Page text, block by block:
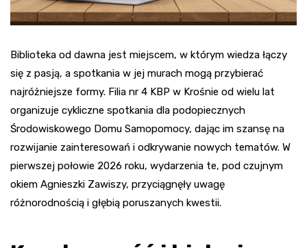
Biblioteka od dawna jest miejscem, w którym wiedza łączy
się z pasją, a spotkania w jej murach mogą przybierać
najróżniejsze formy. Filia nr 4 KBP w Krośnie od wielu lat
organizuje cykliczne spotkania dla podopiecznych
Środowiskowego Domu Samopomocy, dając im szansę na
rozwijanie zainteresowań i odkrywanie nowych tematów. W
pierwszej połowie 2026 roku, wydarzenia te, pod czujnym
okiem Agnieszki Zawiszy, przyciągnęły uwagę
różnorodnością i głębią poruszanych kwestii.